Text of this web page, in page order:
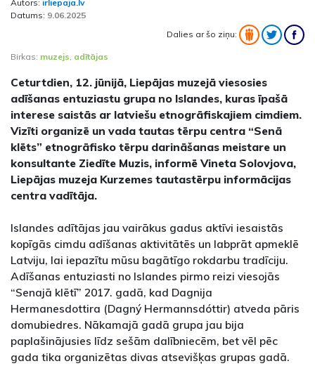
Autors: irliepaja.lv
Datums: 9.06.2025
Dalies ar šo ziņu:
Birkas: muzejs adītājas
Ceturtdien, 12. jūnijā, Liepājas muzejā viesosies
adīšanas entuziastu grupa no Islandes, kuras īpašā
interese saistās ar latviešu etnogrāfiskajiem cimdiem.
Vizīti organizē un vada tautas tērpu centra “Senā
klēts” etnogrāfisko tērpu darināšanas meistare un
konsultante Ziedīte Muzis, informē Vineta Solovjova,
Liepājas muzeja Kurzemes tautastērpu informācijas
centra vadītāja.
Islandes adītājas jau vairākus gadus aktīvi iesaistās
kopīgās cimdu adīšanas aktivitātēs un labprāt apmeklē
Latviju, lai iepazītu mūsu bagātīgo rokdarbu tradīciju.
Adīšanas entuziasti no Islandes pirmo reizi viesojās
“Senajā klētī” 2017. gadā, kad Dagnija
Hermanesdottira (Dagný Hermannsdóttir) atveda pāris
domubiedres. Nākamajā gadā grupa jau bija
paplašinājusies līdz sešām dalībniecēm, bet vēl pēc
gada tika organizētas divas atsevišķas grupas gadā.